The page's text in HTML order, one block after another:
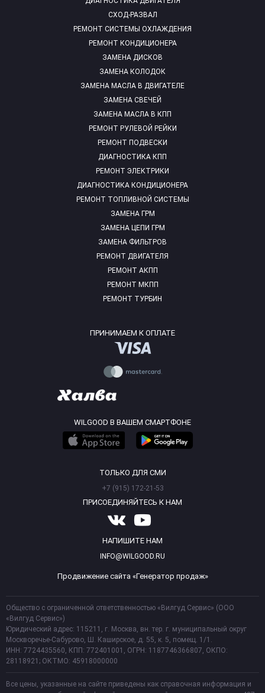
СХОД-РАЗВАЛ
РЕМОНТ СИСТЕМЫ ОХЛАЖДЕНИЯ
РЕМОНТ КОНДИЦИОНЕРА
ЗАМЕНА ДИСКОВ
ЗАМЕНА КОЛОДОК
ЗАМЕНА МАСЛА В ДВИГАТЕЛЕ
ЗАМЕНА СВЕЧЕЙ
ЗАМЕНА МАСЛА В КПП
РЕМОНТ РУЛЕВОЙ РЕЙКИ
РЕМОНТ ПОДВЕСКИ
ДИАГНОСТИКА КПП
РЕМОНТ ЭЛЕКТРИКИ
ДИАГНОСТИКА КОНДИЦИОНЕРА
РЕМОНТ ТОПЛИВНОЙ СИСТЕМЫ
ЗАМЕНА ГРМ
ЗАМЕНА ЦЕПИ ГРМ
ЗАМЕНА ФИЛЬТРОВ
РЕМОНТ ДВИГАТЕЛЯ
РЕМОНТ АКПП
РЕМОНТ МКПП
РЕМОНТ ТУРБИН
ПРИНИМАЕМ К ОПЛАТЕ
WILGOOD В ВАШЕМ СМАРТФОНЕ
ТОЛЬКО ДЛЯ СМИ
+7 (915) 172-21-53
ПРИСОЕДИНЯЙТЕСЬ К НАМ
НАПИШИТЕ НАМ
INFO@WILGOOD.RU
Продвижение сайта «Генератор продаж»
Общество с ограниченной ответственностью «Вилгуд Сервис» (ООО
«Вилгуд Сервис»)
Юридический адрес: 115211, г. Москва, вн. тер. г. муниципальный округ
Москворечье-Сабурово, Ш. Каширское, д. 55, к. 5, помещ. 1/1.
ИНН: 7724435560, КПП: 772401001, ОГРН: 1187746366807, ОКПО:
28118921; ОКТМО: 45918000000
Все цены, указанные на сайте приведены как справочная информация и